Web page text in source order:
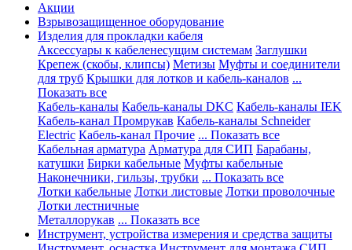
Акции
Взрывозащищенное оборудование
Изделия для прокладки кабеля
Аксессуары к кабеленесущим системам Заглушки
Крепеж (скобы, клипсы) Метизы Муфты и соединители
для труб Крышки для лотков и кабель-каналов ...
Показать все
Кабель-каналы Кабель-каналы DKC Кабель-каналы IEK
Кабель-канал Промрукав Кабель-каналы Schneider
Electric Кабель-канал Прочие ... Показать все
Кабельная арматура Арматура для СИП Барабаны,
катушки Бирки кабельные Муфты кабельные
Наконечники, гильзы, трубки ... Показать все
Лотки кабельные Лотки листовые Лотки проволочные
Лотки лестничные
Металлорукав ... Показать все
Инструмент, устройства измерения и средства защиты